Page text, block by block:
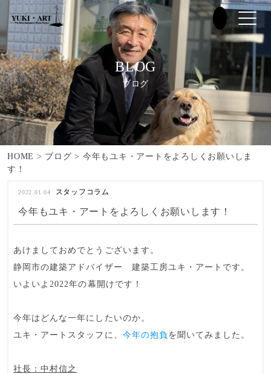
BLOG
ブログ
HOME > ブログ > 今年もユキ・アートをよろしくお願いしま
す！
今年もユキ・アートをよろしくお願いします！
2022.01.04 スタッフコラム
あけましておめでとうございます。
静岡市の建築アドバイザー 建築工房ユキ・アート です。
いよいよ2022年の幕開けです！
今年はどんな一年にしたいのか。
ユキ・アートスタッフに、 今年の抱負 を聞いてみました。
社長：中村信之